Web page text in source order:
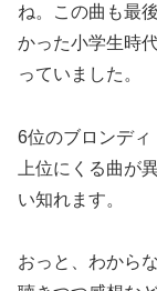
ね。この曲も最
かった小学生時
っていました。
6位のブロンデ
上位にくる曲が
い知れます。
おっと、わから